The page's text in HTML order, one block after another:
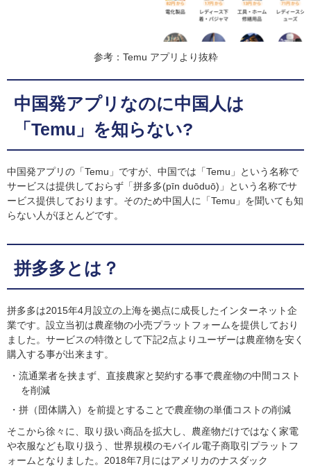
参考：Temu アプリより抜粋
中国発アプリなのに中国人は
「Temu」を知らない?
中国発アプリの「Temu」ですが、中国では「Temu」という名称で
サービスは提供しておらず「拼多多(pīn duōduō)」という名称でサ
ービス提供しております。そのため中国人に「Temu」を聞いても知
らない人がほとんどです。
拼多多とは？
拼多多は2015年4月設立の上海を拠点に成長したインターネット企
業です。設立当初は農産物の小売プラットフォームを提供しており
ました。サービスの特徴として下記2点よりユーザーは農産物を安く
購入する事が出来ます。
流通業者を挟まず、直接農家と契約する事で農産物の中間コスト
を削減
拼（団体購入）を前提とすることで農産物の単価コストの削減
そこから徐々に、取り扱い商品を拡大し、農産物だけではなく家電
や衣服なども取り扱う、世界規模のモバイル電子商取引プラットフ
ォームとなりました。2018年7月にはアメリカのナスダック